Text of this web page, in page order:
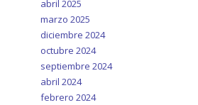
abril 2025
marzo 2025
diciembre 2024
octubre 2024
septiembre 2024
abril 2024
febrero 2024